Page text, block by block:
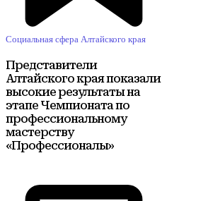
Социальная сфера Алтайского края
Представители
Алтайского края показали
высокие результаты на
этапе Чемпионата по
профессиональному
мастерству
«Профессионалы»